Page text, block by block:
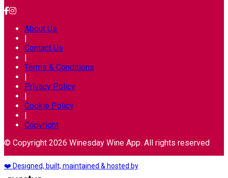
About Us
|
Contact Us
|
Terms & Conditions
|
Privacy Policy
|
Cookie Policy
|
Copyright
© Copyright 2026 Winesday Wine App. All rights reserved
❤️ Designed, built, maintained & hosted by